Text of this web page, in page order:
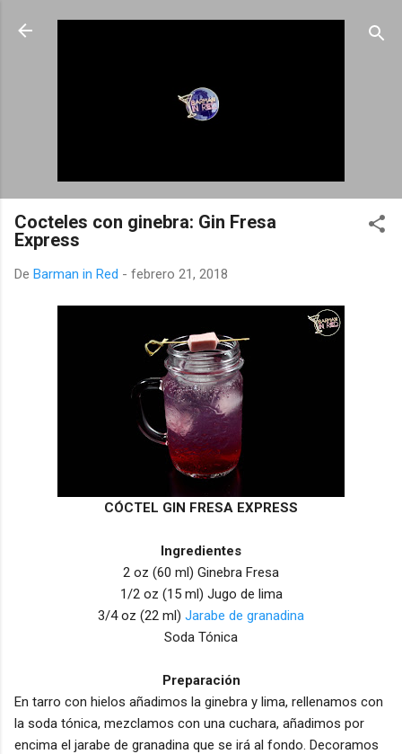
Ir al contenido principal
Cocteles con ginebra: Gin Fresa
Express
De Barman in Red - febrero 21, 2018
CÓCTEL GIN FRESA EXPRESS
Ingredientes
2 oz (60 ml) Ginebra Fresa
1/2 oz (15 ml) Jugo de lima
3/4 oz (22 ml) Jarabe de granadina
Soda Tónica
Preparación
En tarro con hielos añadimos la ginebra y lima, rellenamos con
la soda tónica, mezclamos con una cuchara, añadimos por
encima el jarabe de granadina que se irá al fondo. Decoramos